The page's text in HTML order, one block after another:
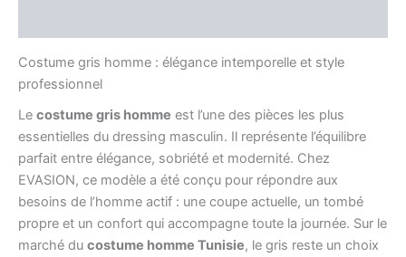
Costume gris homme : élégance intemporelle et style
professionnel
Le costume gris homme est l’une des pièces les plus
essentielles du dressing masculin. Il représente l’équilibre
parfait entre élégance, sobriété et modernité. Chez
EVASION, ce modèle a été conçu pour répondre aux
besoins de l’homme actif : une coupe actuelle, un tombé
propre et un confort qui accompagne toute la journée. Sur le
marché du costume homme Tunisie, le gris reste un choix